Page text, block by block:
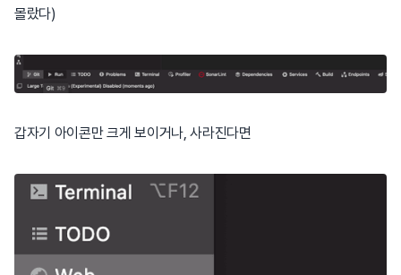
몰랐다)
갑자기 아이콘만 크게 보이거나, 사라진다면